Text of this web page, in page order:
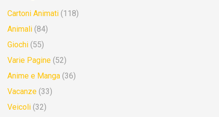
Cartoni Animati (118)
Animali (84)
Giochi (55)
Varie Pagine (52)
Anime e Manga (36)
Vacanze (33)
Veicoli (32)